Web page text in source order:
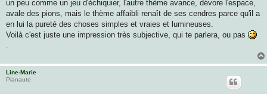
un peu comme un jeu d'échiquier, l'autre thème avance, dévore l'espace,
avale des pions, mais le thème affaibli renaît de ses cendres parce qu'il a
en lui la pureté des choses simples et vraies et lumineuses.
Voilà c'est juste une impression très subjective, qui te parlera, ou pas
.
Line-Marie
Pianaute